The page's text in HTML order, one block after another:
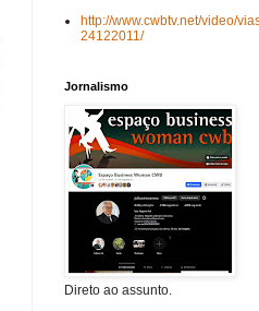
http://www.cwbtv.net/video/
24122011/
Jornalismo
Direto ao assunto.